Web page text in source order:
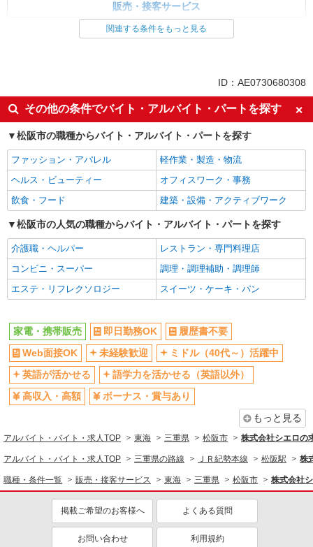
販売・接客サービス
英語が活かせる
ボーナス・賞与あり
日払い
車通勤OK
交通費支給
社会保険あり
社員登用あり
関連する条件をもっと見る
ID：AE0730680308
その他の条件でバイト・アルバイト・パートを探す
松阪市の職種からバイト・アルバイト・パートを探す
ファッション・アパレル
軽作業・製造・物流
ヘルス・ビューティー
オフィスワーク・事務
飲食・フード
建築・設備・アクティブワーク
松阪市の人気の職種からバイト・アルバイト・パートを探す
介護職・ヘルパー
レストラン・専門料理店
コンビニ・スーパー
調理・調理補助・調理師
エステ・リフレクソロジー
スイーツ・ケーキ・パン
家電・携帯販売 即日勤務OK
履歴書不要
Web面接OK
未経験歓迎
ミドル（40代～）活躍中
英語が活かせる
語学力を活かせる（英語以外）
高収入・高額
ボーナス・賞与あり
もっと見る
アルバイト・バイト・求人TOP 東海 三重県 松阪市 株式会社シエロの
アルバイト・バイト・求人TOP 三重県の路線 ＪＲ紀勢本線 松阪駅 株
職種・条件一覧 販売・接客サービス 東海 三重県 松阪市 株式会社
掲載ご希望のお客様へ よくある質問
お問い合わせ 利用規約